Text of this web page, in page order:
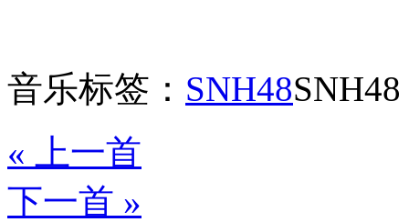
音乐标签： SNH48SNH48
« 上一首
下一首 »